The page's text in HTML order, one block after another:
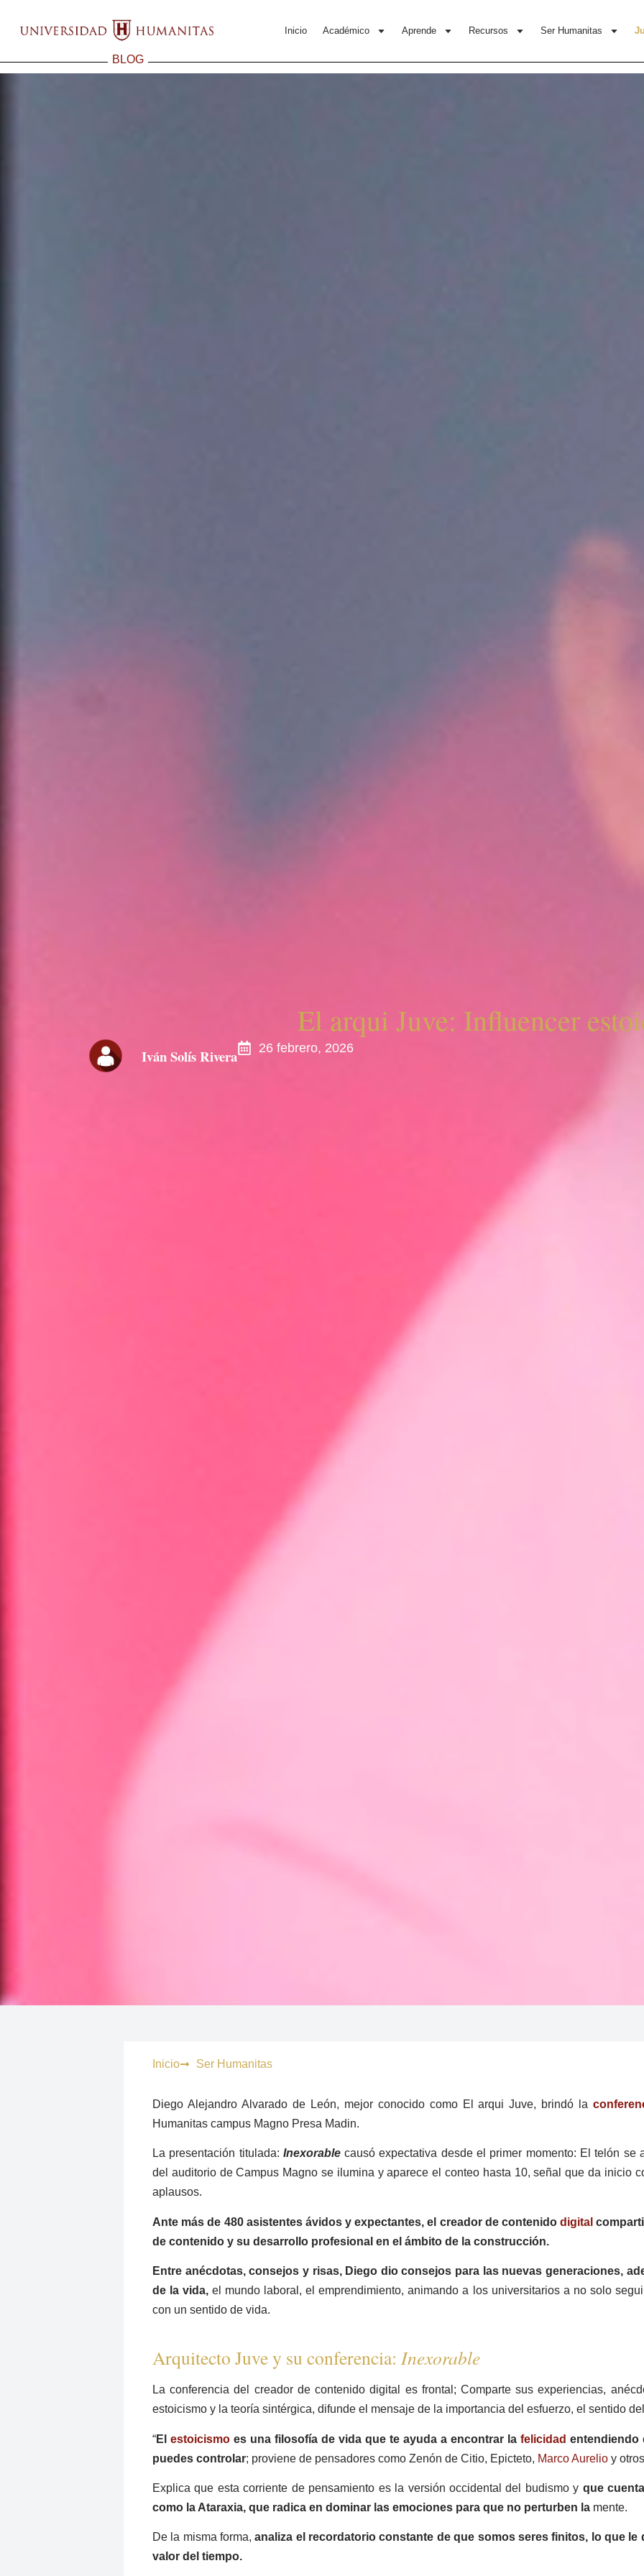
Inicio Académico Aprende Recursos Ser Humanitas
BLOG
El arqui Juve: Influencer
Iván Solís Rivera 26 febrero, 2026
Inicio Ser Humanitas
Diego Alejandro Alvarado de León, mejor conocido como El arqui Juve, brindó la
Humanitas campus Magno Presa Madin.
La presentación titulada: Inexorablecausó expectativa desde el primer momento: El telón se
del auditorio de Campus Magno se ilumina y aparece el conteo hasta 10, señal que da inicio
aplausos.
Ante más de 480 asistentes ávidos y expectantes, el creador de contenidodigital
de contenido y su desarrollo profesional en el ámbito de la construcción.
Entre anécdotas, consejos y risas, Diego dio consejos para las nuevas generaciones,
de la vida,el mundo laboral, el emprendimiento, animando a los universitarios a no solo
con un sentido de vida.
Arquitecto Juve y su conferencia: Inexorable
La conferencia del creador de contenido digital es frontal; Comparte sus experiencias,
estoicismo y la teoría sintérgica, difunde el mensaje de la importancia del esfuerzo, el sentido
“El estoicismo es una filosofía de vida que te ayuda a encontrar la felicidad entendiendo
puedes controlar; proviene de pensadores como Zenón de Citio, Epicteto, Marco Aurelio y
Explica que esta corriente de pensamiento es la versión occidental del budismo y que
como la Ataraxia, que radica en dominar las emociones para que no perturben la mente.
De la misma forma, analiza el recordatorio constante de que somos seres finitos, lo que le
valor del tiempo.